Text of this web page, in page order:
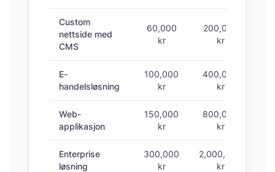
Custom
nettside med
CMS
60,000
kr
200,000
kr
E-
handelsløsning
100,000
kr
400,000
kr
Web-
applikasjon
150,000
kr
800,000
kr
Enterprise
løsning
300,000
kr
2,000,000
kr